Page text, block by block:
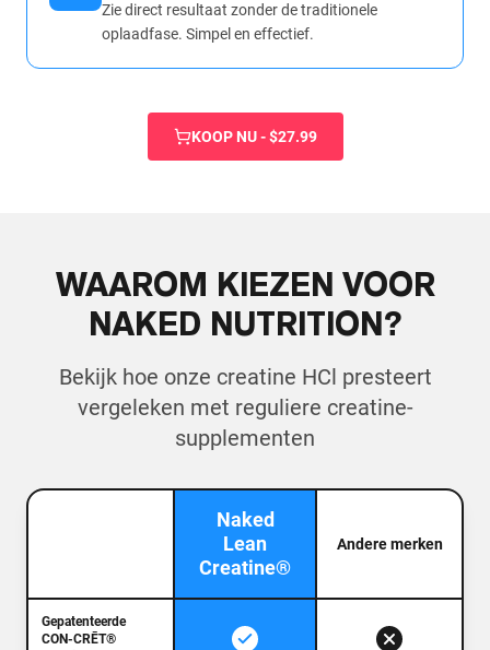
Zie direct resultaat zonder de traditionele
oplaadfase. Simpel en effectief.
KOOP NU - $27.99
WAAROM KIEZEN VOOR
NAKED NUTRITION?
Bekijk hoe onze creatine HCl presteert
vergeleken met reguliere creatine-
supplementen
Naked
Lean
Creatine®
Andere merken
Gepatenteerde
CON-CRĒT®